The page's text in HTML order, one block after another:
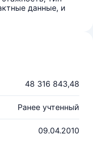
данные, и
48 316 843,48
Ранее учтенный
09.04.2010